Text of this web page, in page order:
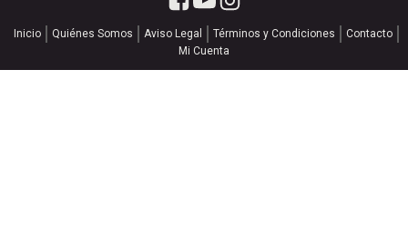
Inicio Quiénes Somos Aviso Legal Términos y Condiciones
Contacto
Mi Cuenta